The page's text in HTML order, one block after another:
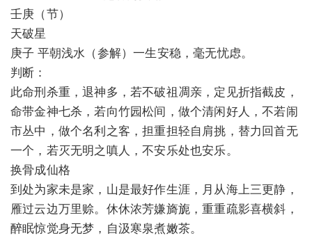
壬庚（节）
天破星
庚子 平朝浅水（参解）一生安稳，毫无忧虑。
判断：
此命刑杀重，退神多，若不破祖凋亲，定见折指截皮，
命带金神七杀，若向竹园松间，做个清闲好人，不若闹
市丛中，做个名利之客，担重担轻自肩挑，替力回首无
一个，若灭无明之嗔人，不安乐处也安乐。
换骨成仙格
到处为家未是家，山是最好作生涯，月从海上三更静，
雁过云边万里赊。休休浓芳嫌旖旎，重重疏影喜横斜，
醉眠惊觉身无梦，自汲寒泉煮嫩茶。